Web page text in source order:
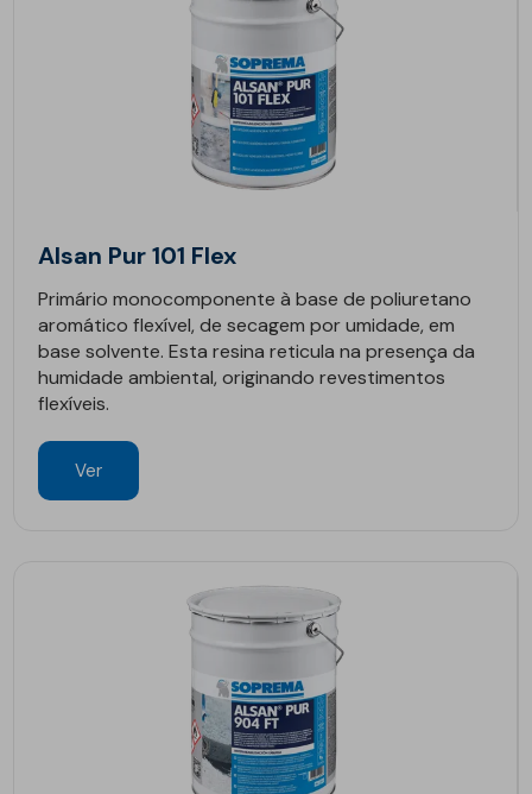
Alsan Pur 101 Flex
Primário monocomponente à base de poliuretano
aromático flexível, de secagem por umidade, em
base solvente. Esta resina reticula na presença da
humidade ambiental, originando revestimentos
flexíveis.
Ver